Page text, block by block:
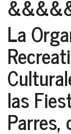
La
las
Parres,